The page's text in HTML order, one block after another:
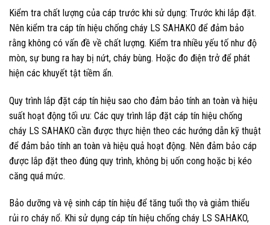
Kiểm tra chất lượng của cáp trước khi sử dụng: Trước khi lắp đặt.
Nên kiểm tra cáp tín hiệu chống cháy LS SAHAKO để đảm bảo
rằng không có vấn đề về chất lượng. Kiểm tra nhiều yếu tố như độ
mòn, sự bung ra hay bị nứt, cháy bùng. Hoặc đo điện trở để phát
hiện các khuyết tật tiềm ẩn.
Quy trình lắp đặt cáp tín hiệu sao cho đảm bảo tính an toàn và hiệu
suất hoạt động tối ưu: Các quy trình lắp đặt cáp tín hiệu chống
cháy LS SAHAKO cần được thực hiện theo các hướng dẫn kỹ thuật
để đảm bảo tính an toàn và hiệu quả hoạt động. Nên đảm bảo cáp
được lắp đặt theo đúng quy trình, không bị uốn cong hoặc bị kéo
căng quá mức.
Bảo dưỡng và vệ sinh cáp tín hiệu để tăng tuổi thọ và giảm thiểu
rủi ro cháy nổ. Khi sử dụng cáp tín hiệu chống cháy LS SAHAKO,